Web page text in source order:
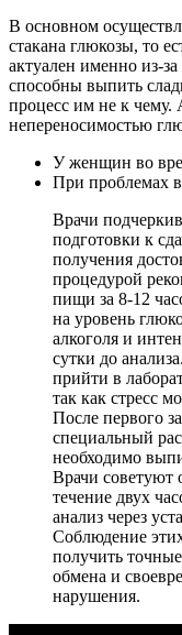
В основном
стакана глюкозы, то
актуален именно из-
способны выпить
процесс им не к чему.
непереносимостью
У женщин во
При проблемах
Врачи
подготовки к
получения
процедурой
пищи за 8-12
на уровень
алкоголя и
сутки до
прийти в
так как стресс
После первого
специальный
необходимо
Врачи советуют
течение двух
анализ через
Соблюдение
получить
обмена и
нарушения.